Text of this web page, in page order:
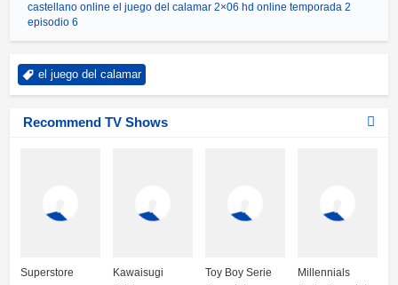
castellano online el juego del calamar 2×06 hd online temporada 2
episodio 6
el juego del calamar
Recommend TV Shows
Superstore
Kawaisugi
Toy Boy Serie
Millennials